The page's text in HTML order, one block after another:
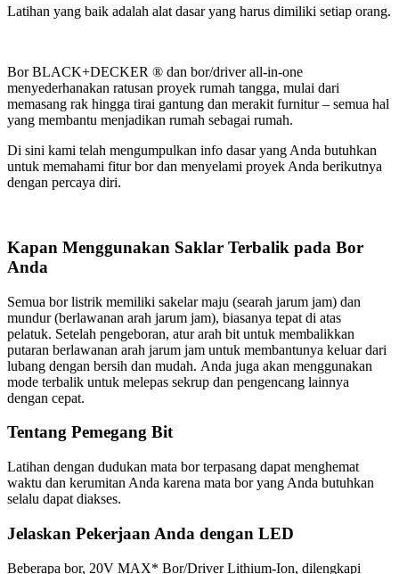
Latihan yang baik adalah alat dasar yang harus dimiliki setiap orang.
Bor BLACK+DECKER ® dan bor/driver all-in-one
menyederhanakan ratusan proyek rumah tangga, mulai dari
memasang rak hingga tirai gantung dan merakit furnitur – semua hal
yang membantu menjadikan rumah sebagai rumah.
Di sini kami telah mengumpulkan info dasar yang Anda butuhkan
untuk memahami fitur bor dan menyelami proyek Anda berikutnya
dengan percaya diri.
Kapan Menggunakan Saklar Terbalik pada Bor
Anda
Semua bor listrik memiliki sakelar maju (searah jarum jam) dan
mundur (berlawanan arah jarum jam), biasanya tepat di atas
pelatuk. Setelah pengeboran, atur arah bit untuk membalikkan
putaran berlawanan arah jarum jam untuk membantunya keluar dari
lubang dengan bersih dan mudah. Anda juga akan menggunakan
mode terbalik untuk melepas sekrup dan pengencang lainnya
dengan cepat.
Tentang Pemegang Bit
Latihan dengan dudukan mata bor terpasang dapat menghemat
waktu dan kerumitan Anda karena mata bor yang Anda butuhkan
selalu dapat diakses.
Jelaskan Pekerjaan Anda dengan LED
Beberapa bor, 20V MAX* Bor/Driver Lithium-Ion, dilengkapi